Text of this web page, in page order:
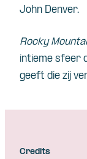
John Denver.
Rocky
intieme sfeer
geeft die zij
Credits